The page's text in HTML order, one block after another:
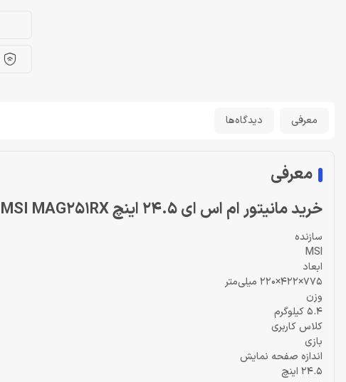
معرفی دیدگاه‌ها
معرفی
خرید مانیتور ام اس ای 24.5 اینچ Monitor MSI MAG251RX
سازنده
MSI
ابعاد
775×422×220 میلی‌متر
وزن
5.4 کیلوگرم
کلاس کاربری
بازی
اندازه صفحه نمایش
24.5 اینچ